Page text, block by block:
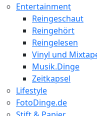
Entertainment
Reingeschaut
Reingehört
Reingelesen
Vinyl und
Musik.Dinge
Zeitkapsel
Lifestyle
FotoDinge.de